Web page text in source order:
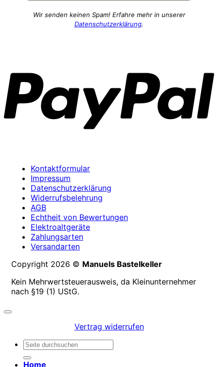
Wir senden keinen Spam! Erfahre mehr in unserer
Datenschutzerklärung.
Kontaktformular
Impressum
Datenschutzerklärung
Widerrufsbelehrung
AGB
Echtheit von Bewertungen
Elektroaltgeräte
Zahlungsarten
Versandarten
Copyright 2026 © Manuels Bastelkeller
Kein Mehrwertsteuerausweis, da Kleinunternehmer
nach §19 (1) UStG.
Vertrag widerrufen
Suchen
Home